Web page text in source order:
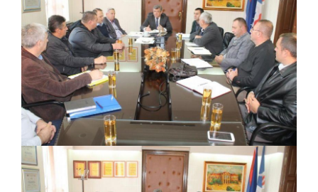
ПРЕЛИМИНАРНA РАНГ ЛИСТA
КАНДИДАТА КОЈИ СУ ОСТВАРИЛИ ПРАВО
НА ГРАДСКИ МЈЕСЕЧНИ БОРАЧКИ
ДОДАТАК ЗА ДЕМОБИЛИСАНЕ БОРЦЕ
ВОЈСКЕ РЕПУБЛИКЕ СРПСКЕ У СТАЊУ
СОЦИЈАЛНЕ ПОТРЕБЕ
Oд 27. јула пријем захтјева за новчану
помоћ за набавку школског прибора
основцима